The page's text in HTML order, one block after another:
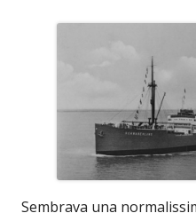
Sembrava una